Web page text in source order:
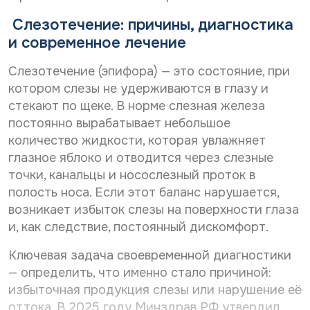
Слезотечение: причины, диагностика
и современное лечение
Слезотечение (эпифора) — это состояние, при
котором слезы не удерживаются в глазу и
стекают по щеке. В норме слезная железа
постоянно вырабатывает небольшое
количество жидкости, которая увлажняет
глазное яблоко и отводится через слезные
точки, канальцы и носослезный проток в
полость носа. Если этот баланс нарушается,
возникает избыток слезы на поверхности глаза
и, как следствие, постоянный дискомфорт.
Ключевая задача своевременной диагностики
— определить, что именно стало причиной:
избыточная продукция слезы или нарушение её
С
о
г
л
а
с
и
е
н
а
о
б
р
а
б
о
т
к
у
п
е
Даю согласие на обработку персональных
данных
С
о
г
л
а
с
и
е
н
а
р
а
с
с
ы
л
к
у
Даю согласие на получение информационной
рассылки
Отправить
о
г
а
с
и
е
н
о
б
р
б
о
т
у
п
е
р
с
данных
Отправить
Телефон*
E-mail*
Дата выдачи направления*
Наименование направившего лечебного учреждения*